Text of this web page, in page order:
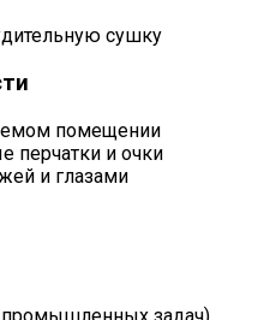
сушку
помещении
перчатки и очки
и глазами